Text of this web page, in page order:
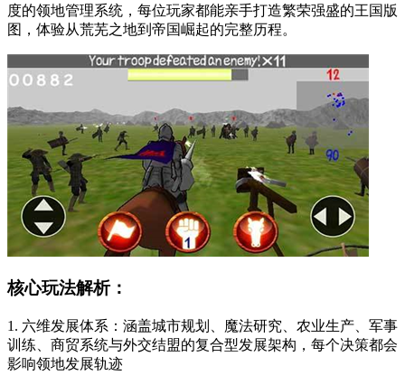
度的领地管理系统，每位玩家都能亲手打造繁荣强盛的王国版
图，体验从荒芜之地到帝国崛起的完整历程。
核心玩法解析：
1. 六维发展体系：涵盖城市规划、魔法研究、农业生产、军事
训练、商贸系统与外交结盟的复合型发展架构，每个决策都会
影响领地发展轨迹